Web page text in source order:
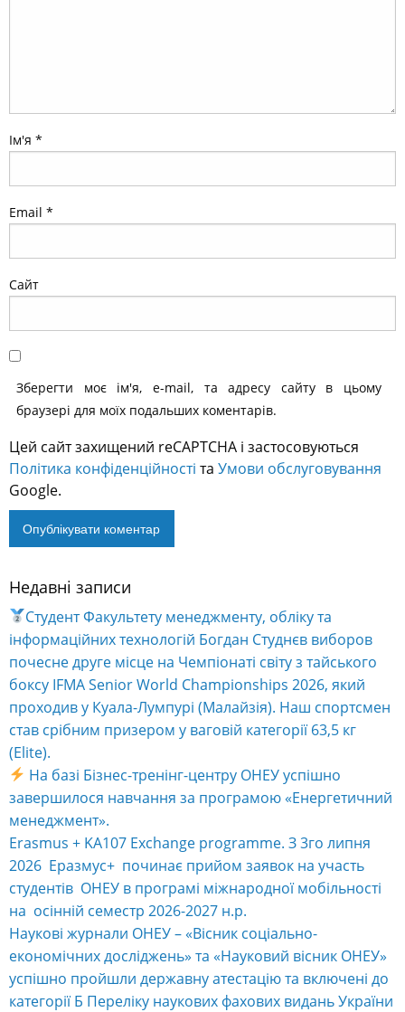
Ім'я *
Email *
Сайт
Зберегти моє ім'я, e-mail, та адресу сайту в цьому
браузері для моїх подальших коментарів.
Цей сайт захищений reCAPTCHA і застосовуються
Політика конфіденційності та Умови обслуговування
Google.
Alternative:
Недавні записи
Студент Факультету менеджменту, обліку та
інформаційних технологій Богдан Студнєв виборов
почесне друге місце на Чемпіонаті світу з тайського
боксу IFMA Senior World Championships 2026, який
проходив у Куала-Лумпурі (Малайзія). Наш спортсмен
став срібним призером у ваговій категорії 63,5 кг
(Elite).
На базі Бізнес-тренінг-центру ОНЕУ успішно
завершилося навчання за програмою «Енергетичний
менеджмент».
Erasmus + KA107 Exchange programme. З 3го липня
2026 Еразмус+ починає прийом заявок на участь
студентів ОНЕУ в програмі міжнародної мобільності
на осінній семестр 2026-2027 н.р.
Наукові журнали ОНЕУ – «Вісник соціально-
економічних досліджень» та «Науковий вісник ОНЕУ»
успішно пройшли державну атестацію та включені до
категорії Б Переліку наукових фахових видань України